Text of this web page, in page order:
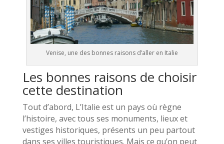
Venise, une des bonnes raisons d’aller en Italie
Les bonnes raisons de choisir
cette destination
Tout d’abord, L’Italie est un pays où règne
l’histoire, avec tous ses monuments, lieux et
vestiges historiques, présents un peu partout
dans ses villes touristiques. Mais ce qu’on peut